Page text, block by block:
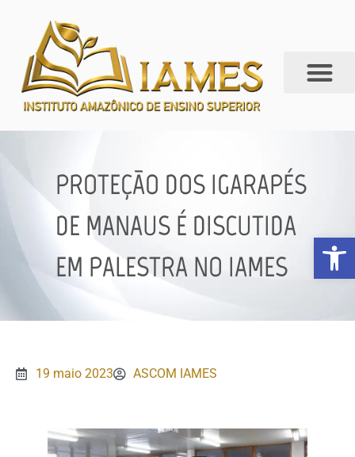
Abrir
PROTEÇÃO DOS IGARAPÉS
DE MANAUS É DISCUTIDA
EM PALESTRA NO IAMES
19 maio 2023 ASCOM IAMES